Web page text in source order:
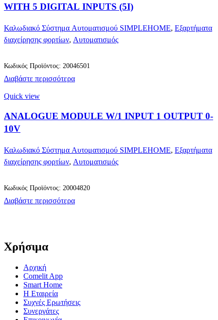
WITH 5 DIGITAL INPUTS (5I)
Καλωδιακό Σύστημα Αυτοματισμού SIMPLEHOME, Εξαρτήματα
διαχείρησης φορτίων, Αυτοματισμός
Διαβάστε περισσότερα
Κωδικός Προϊόντος: 20046501
Quick view
ANALOGUE MODULE W/1 INPUT 1 OUTPUT 0-
10V
Καλωδιακό Σύστημα Αυτοματισμού SIMPLEHOME, Εξαρτήματα
διαχείρησης φορτίων, Αυτοματισμός
Διαβάστε περισσότερα
Κωδικός Προϊόντος: 20004820
Χρήσιμα
Αρχική
Comelit App
Smart Home
Η Εταιρεία
Συχνές Ερωτήσεις
Συνεργάτες